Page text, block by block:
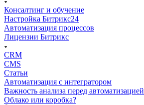
Консалтинг и обучение
Настройка Битрикс24
Автоматизация процессов
Лицензии Битрикс
CRM
CMS
Статьи
Автоматизация с интегратором
Важность анализа перед автоматизацией
Облако или коробка?